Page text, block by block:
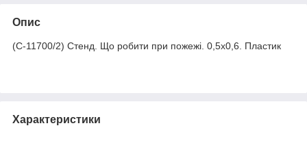
Опис
(С-11700/2) Стенд. Що робити при пожежі. 0,5х0,6. Пластик
Характеристики